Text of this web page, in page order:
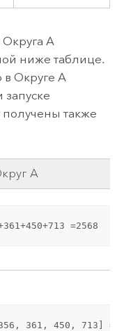
A
ниже таблице.
в Округе A
запуске
получены также
A
=2568
361, 450, 713]